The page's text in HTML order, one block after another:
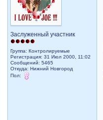
Заслуженный участник
Группа: Контролируемые
Регистрация: 31 Июл 2000, 11:02
Сообщений: 5465
Откуда: Нижний Новгород
Пол: